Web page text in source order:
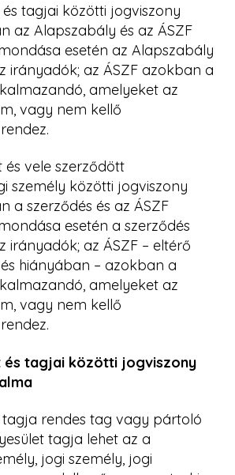
és tagjai közötti jogviszony
az Alapszabály és az ÁSZF
esetén az Alapszabály
irányadók; az ÁSZF azokban a
amelyeket az
vagy nem kellő
és vele szerződött
személy közötti jogviszony
a szerződés és az ÁSZF
esetén a szerződés
irányadók; az ÁSZF – eltérő
hiányában – azokban a
amelyeket az
vagy nem kellő
és tagjai közötti jogviszony
tagja rendes tag vagy pártoló
tagja lehet az a
jogi személy, jogi